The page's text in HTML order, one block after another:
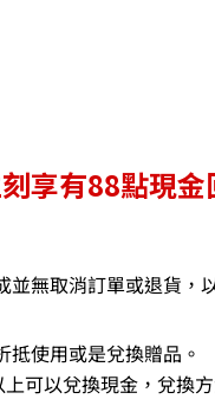
享有88點現金
並無取消訂單或退貨
使用或是兌換贈品。
可以兌換現金，兌換